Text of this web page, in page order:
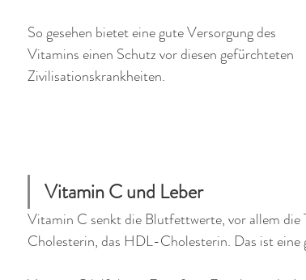
So gesehen bietet eine gute Versorgung des
Vitamins einen Schutz vor diesen gefürchteten
Zivilisationskrankheiten.
Vitamin C und Leber
Vitamin C senkt die Blutfettwerte, vor allem die
Cholesterin, das HDL-Cholesterin. Das ist